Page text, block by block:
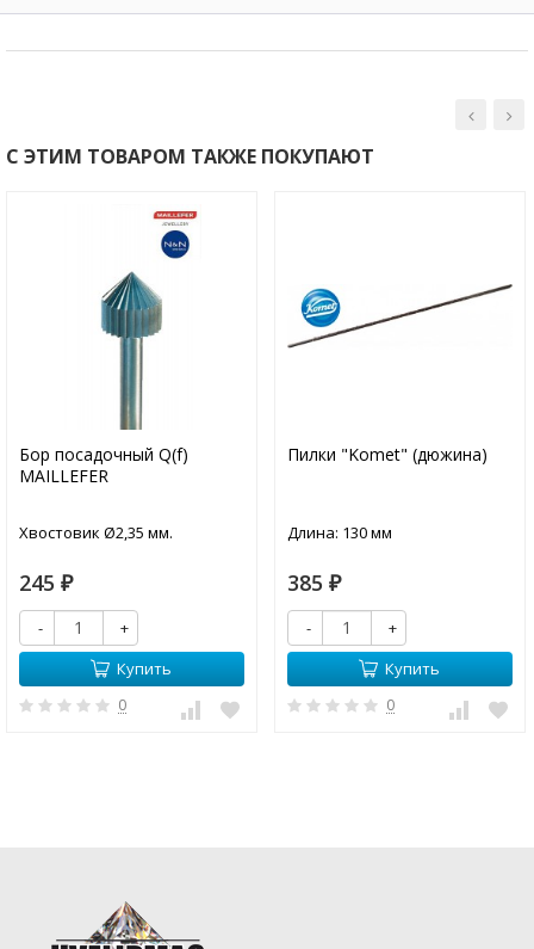
С ЭТИМ ТОВАРОМ ТАКЖЕ ПОКУПАЮТ
Бор посадочный Q(f)
MAILLEFER
Хвостовик Ø2,35 мм.
245 ₽
-
+
Купить
0
Пилки "Komet" (дюжина)
Длина: 130 мм
385 ₽
-
+
Купить
0